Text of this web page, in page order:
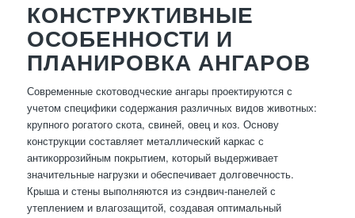
КОНСТРУКТИВНЫЕ
ОСОБЕННОСТИ И
ПЛАНИРОВКА АНГАРОВ
Современные скотоводческие ангары проектируются с
учетом специфики содержания различных видов животных:
крупного рогатого скота, свиней, овец и коз. Основу
конструкции составляет металлический каркас с
антикоррозийным покрытием, который выдерживает
значительные нагрузки и обеспечивает долговечность.
Крыша и стены выполняются из сэндвич-панелей с
утеплением и влагозащитой, создавая оптимальный